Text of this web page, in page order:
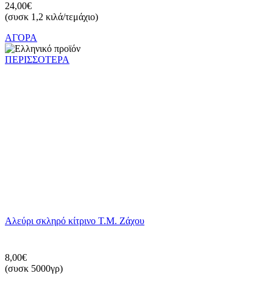
24,00€
(συσκ 1,2 κιλά/τεμάχιο)
ΑΓΟΡΑ
ΠΕΡΙΣΣΟΤΕΡΑ
Αλεύρι σκληρό κίτρινο Τ.Μ. Ζάχου
8,00€
(συσκ 5000γρ)